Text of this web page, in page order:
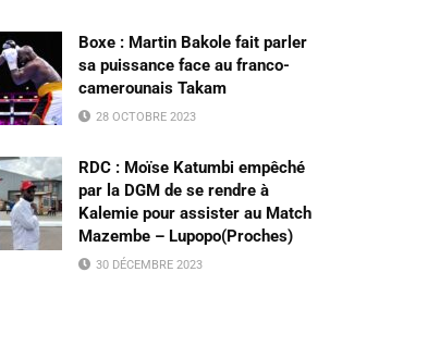
Boxe : Martin Bakole fait parler
sa puissance face au franco-
camerounais Takam
28 OCTOBRE 2023
RDC : Moïse Katumbi empêché
par la DGM de se rendre à
Kalemie pour assister au Match
Mazembe – Lupopo(Proches)
30 DÉCEMBRE 2023